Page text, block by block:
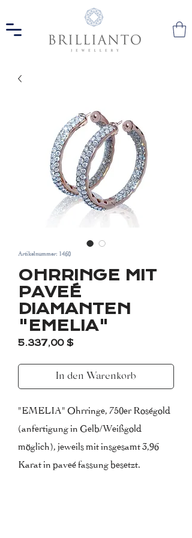
Artikelnummer: 1460
OHRRINGE MIT
PAVEÉ
DIAMANTEN
"EMELIA"
5.337,00 $Preis
In den Warenkorb
"EMELIA" Ohrringe, 750er Roségold
(anfertigung in Gelb/Weißgold
möglich), jeweils mit insgesamt 3,96
Karat in paveé fassung besetzt.